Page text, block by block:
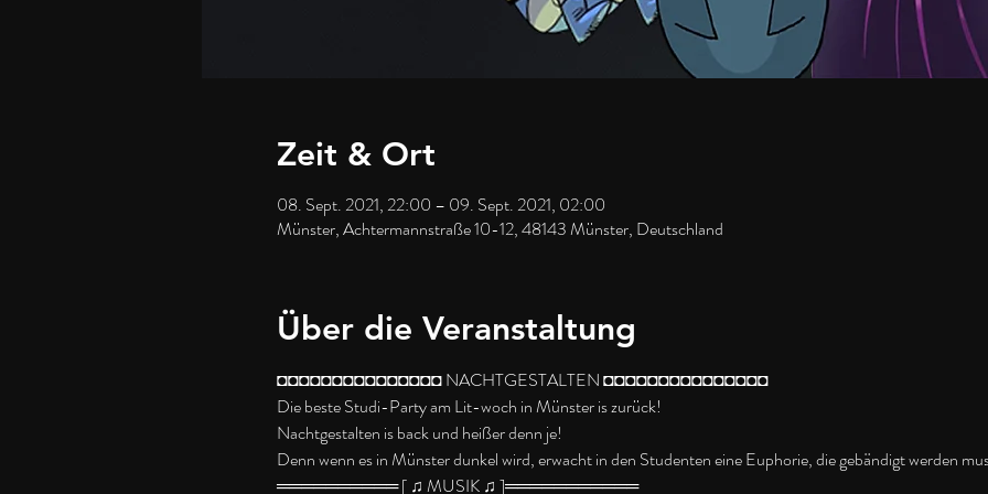
Zeit & Ort
08. Sept. 2021, 22:00 – 09. Sept. 2021, 02:00
Münster, Achtermannstraße 10-12, 48143 Münster, Deutschland
Über die Veranstaltung
◘◘◘◘◘◘◘◘◘◘◘◘◘◘◘ NACHTGESTALTEN ◘◘◘◘◘◘◘◘◘◘◘◘◘◘◘
Die beste Studi-Party am Lit-woch in Münster is zurück!
Nachtgestalten is back und heißer denn je!
Denn wenn es in Münster dunkel wird, erwacht in den Studenten eine Euphorie, die gebändigt werden
══════════ [ ♫ MUSIK ♫ ]═══════════